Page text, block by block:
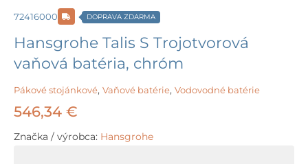
72416000 DOPRAVA ZDARMA
Hansgrohe Talis S Trojotvorová
vaňová batéria, chróm
Pákové stojánkové, Vaňové batérie, Vodovodné batérie
546,34 €
Značka / výrobca: Hansgrohe